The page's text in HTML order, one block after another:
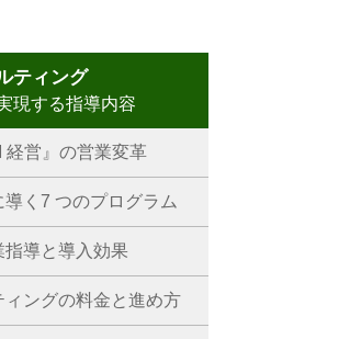
ティング
現する指導内容
経営』の営業変革
く7 つのプログラム
指導と導入効果
ィングの料金と進め方